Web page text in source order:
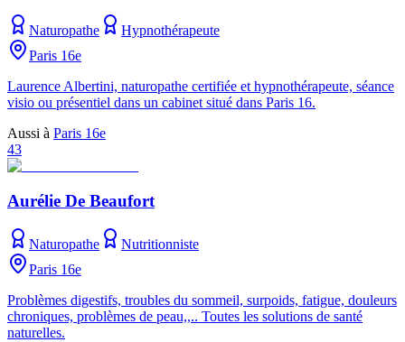
Naturopathe
Hypnothérapeute
Paris 16e
Laurence Albertini, naturopathe certifiée et hypnothérapeute, séance
visio ou présentiel dans un cabinet situé dans Paris 16.
Aussi à Paris 16e
43
Aurélie De Beaufort
Naturopathe
Nutritionniste
Paris 16e
Problèmes digestifs, troubles du sommeil, surpoids, fatigue, douleurs
chroniques, problèmes de peau,,.. Toutes les solutions de santé
naturelles.